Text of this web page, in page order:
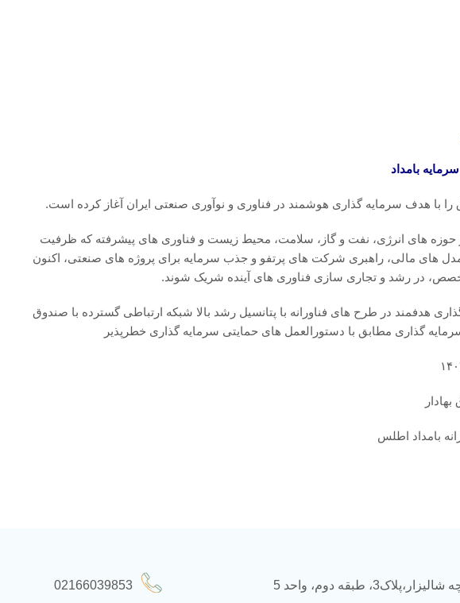
بامداد
با هدف سرمایه گذاری هوشمند در فناوری و نوآوری صنعتی ایران آغاز کرده است.
های انرژی، نفت و گاز، سلامت، محیط زیست و فناوری های پیشرفته که ظرفیت
مدل های مالی، راهبری شرکت های پرتفو و جذب سرمایه برای پروژه های صنعتی، اکنون
در رشد و تجاری سازی فناوری های آینده شریک شوند.
در طرح های فناورانه با پتانسیل رشد بالا شبکه ارتباطی گسترده با صندوق
بامداد اطلس
طبقه دوم، واحد 5 02166039853